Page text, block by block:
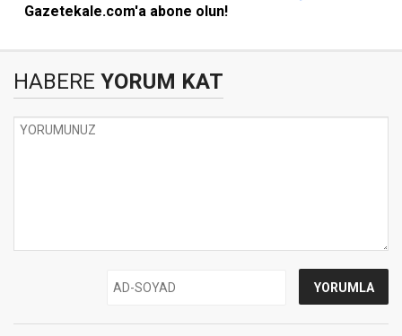
Gazetekale.com'a abone olun!
HABERE YORUM KAT